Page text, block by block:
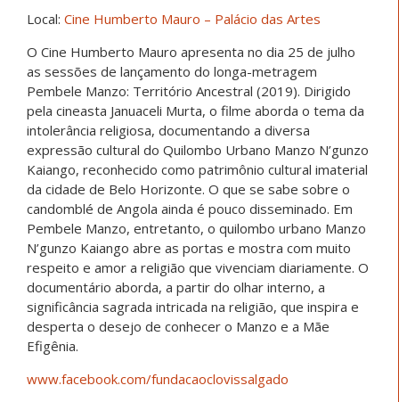
Local: Cine Humberto Mauro – Palácio das Artes
O Cine Humberto Mauro apresenta no dia 25 de julho
as sessões de lançamento do longa-metragem
Pembele Manzo: Território Ancestral (2019). Dirigido
pela cineasta Januaceli Murta, o filme aborda o tema da
intolerância religiosa, documentando a diversa
expressão cultural do Quilombo Urbano Manzo N’gunzo
Kaiango, reconhecido como patrimônio cultural imaterial
da cidade de Belo Horizonte. O que se sabe sobre o
candomblé de Angola ainda é pouco disseminado. Em
Pembele Manzo, entretanto, o quilombo urbano Manzo
N’gunzo Kaiango abre as portas e mostra com muito
respeito e amor a religião que vivenciam diariamente. O
documentário aborda, a partir do olhar interno, a
significância sagrada intricada na religião, que inspira e
desperta o desejo de conhecer o Manzo e a Mãe
Efigênia.
www.facebook.com/fundacaoclovissalgado